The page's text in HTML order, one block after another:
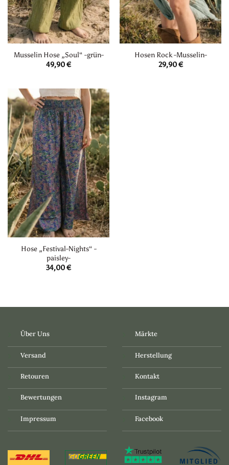
Musselin Hose „Soul“ -grün-
49,90€
Hosen Rock -Musselin-
29,90€
Hose „Festival-Nights“ -
paisley-
34,00€
Über Uns
Versand
Retouren
Bewertungen
Impressum
Märkte
Herstellung
Kontakt
Instagram
Facebook